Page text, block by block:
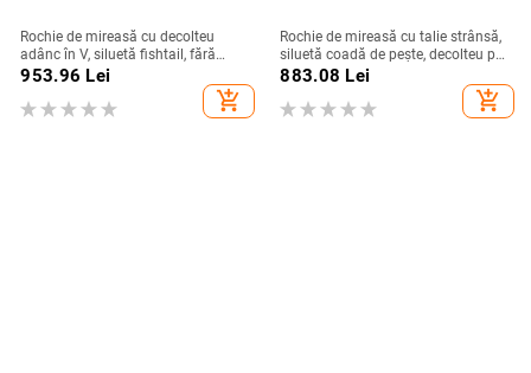
Rochie de mireasă cu decolteu
adânc în V, siluetă fishtail, fără
spate, mâneci lungi, fustă lungă
953.96 Lei
add_shopping_cart
Rochie de mireasă cu talie strânsă,
siluetă coadă de pește, decolteu pe
un umăr, mâneci lungi, fustă lungă,
883.08 Lei
add_shopping_cart